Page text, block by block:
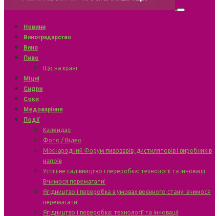
Новини
Виноградарство
Вино
Пиво
Що на крані
Міцні
Сидри
Соки
Медоваріння
Події
Календар
Фото / Відео
Міжнародний Форум пивоварів, дистиляторів і виробників
напоїв
Успішне садівництво і переробка: технології та інновації.
Вчимося перемагати!
Ягідництво і переробка в умовах воєнного стану: вчимося
перемагати!
Ягідництво і переробка: технології та інновації